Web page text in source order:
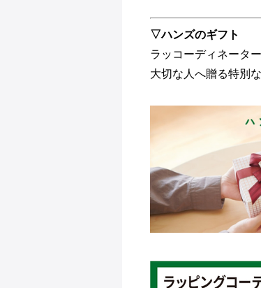
▽ハンズのギフト
ラッコーディネータ
大切な人へ贈る特別